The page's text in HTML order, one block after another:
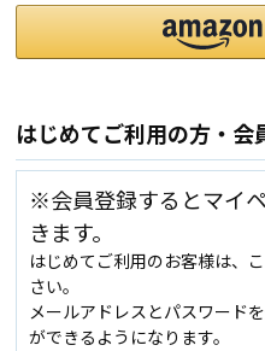
はじめてご利用の方・会
※会員登録するとマイ
きます。
はじめてご利用のお客様は、
さい。
メールアドレスとパスワード
ができるようになります。